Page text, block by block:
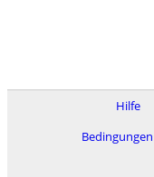
Hilfe
Bedingungen